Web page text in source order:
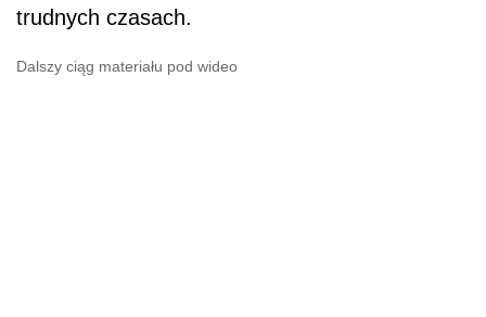
trudnych czasach.
Dalszy ciąg materiału pod wideo